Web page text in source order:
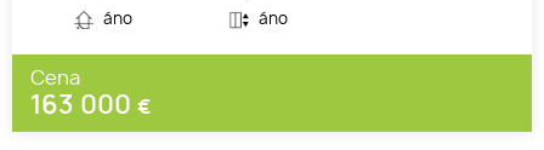
áno
áno
Cena
163 000 €